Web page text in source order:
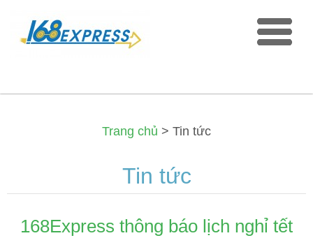
Trang chủ > Tin tức
Tin tức
168Express thông báo lịch nghỉ tết